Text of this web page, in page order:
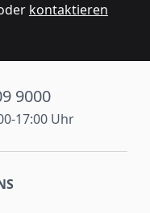
kontaktieren
9000
17:00 Uhr